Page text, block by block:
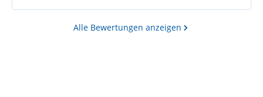
Alle Bewertungen anzeigen